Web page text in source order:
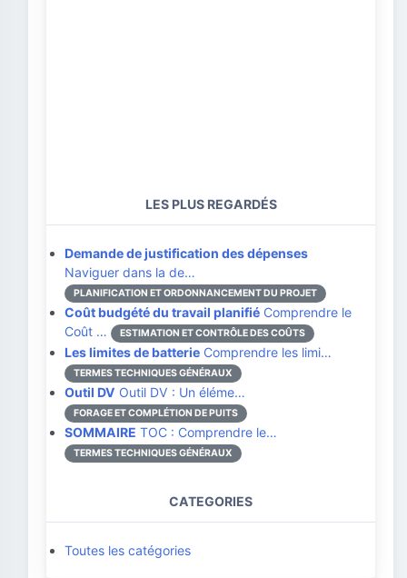
LES PLUS REGARDÉS
Demande de justification des dépenses
Naviguer dans la de…
PLANIFICATION ET ORDONNANCEMENT DU PROJET
Coût budgété du travail planifié Comprendre le
Coût …
ESTIMATION ET CONTRÔLE DES COÛTS
Les limites de batterie Comprendre les limi…
TERMES TECHNIQUES GÉNÉRAUX
Outil DV Outil DV : Un éléme…
FORAGE ET COMPLÉTION DE PUITS
SOMMAIRE TOC : Comprendre le…
TERMES TECHNIQUES GÉNÉRAUX
CATEGORIES
Toutes les catégories